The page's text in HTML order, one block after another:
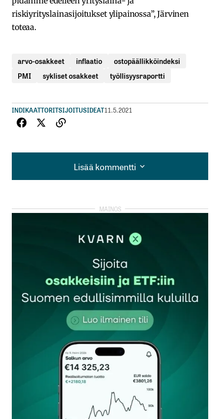
riskiyrityslainasijoitukset ylipainossa”, Järvinen
toteaa.
arvo-osakkeet inflaatio
ostopäällikköindeksi
PMI
sykliset osakkeet työllisyysraportti
INDIKAATTORITSIJOITUSIDEAT11.5.2021
Lisää kommentti
Lisää kommentti
kirjautua
rekisteröityä
Sähköpostiosoitettasi ei julkaista.Pakolliset
kentät on merkitty*
Kommentti*
Nimesi tai nimimerkkisi